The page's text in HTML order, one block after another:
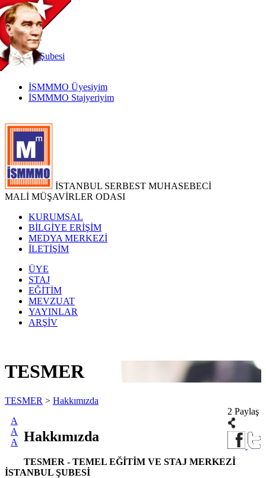
TR
|
EN
İnternetŞubesi
İSMMMO Üyesiyim
İSMMMO Stajyeriyim
İSTANBUL SERBEST MUHASEBECİ
MALİ MÜŞAVİRLER ODASI
KURUMSAL
BİLGİYE ERİŞİM
MEDYA MERKEZİ
İLETİŞİM
ÜYE
STAJ
EĞİTİM
MEVZUAT
YAYINLAR
ARŞİV
TESMER
TESMER > Hakkımızda
A
A
A
2 Paylaş
Hakkımızda
TESMER - TEMEL EĞİTİM VE STAJ MERKEZİ
İSTANBUL ŞUBESİ